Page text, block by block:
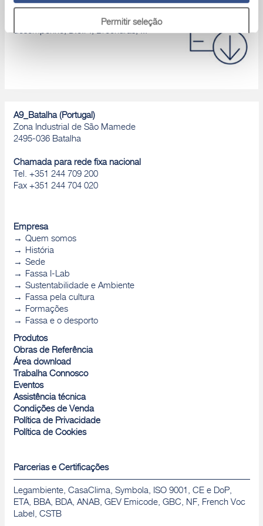
Permitir seleção
Área download
Catálogos de produtos, Declaração de
desempenho, D.o.P., Brochuras, ...
A9_Batalha (Portugal)
Zona Industrial de São Mamede
2495-036 Batalha
Chamada para rede fixa nacional
Tel. +351 244 709 200
Fax +351 244 704 020
Empresa
Quem somos
História
Sede
Fassa I-Lab
Sustentabilidade e Ambiente
Fassa pela cultura
Formações
Fassa e o desporto
Produtos
Obras de Referência
Área download
Trabalha Connosco
Eventos
Assistência técnica
Condições de Venda
Política de Privacidade
Política de Cookies
Parcerias e Certificações
Legambiente, CasaClima, Symbola, ISO 9001, CE e DoP,
ETA, BBA, BDA, ANAB, GEV Emicode, GBC, NF, French Voc
Label, CSTB